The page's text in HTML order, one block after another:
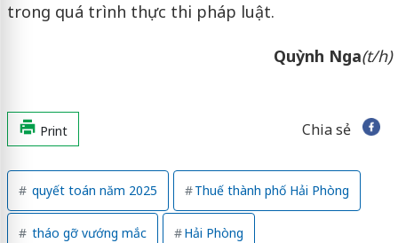
trong quá trình thực thi pháp luật.
Quỳnh Nga(t/h)
Print Chia sẻ
quyết toán năm 2025 Thuế thành phố Hải Phòng
tháo gỡ vướng mắc Hải Phòng